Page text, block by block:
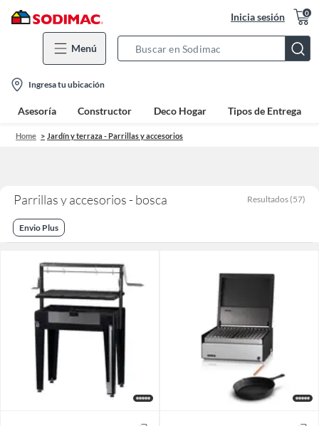
Inicia sesión 0
Menú
Bar
location-
icon
Ingresa tu ubicación
Asesoría Constructor Deco Hogar Tipos de Entrega
Home Jardín y terraza - Parrillas y accesorios
Parrillas y accesorios - bosca Resultados (57)
Envio Plus